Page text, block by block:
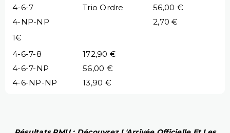
4-6-7
Trio Ordre
56,00 €
4-NP-NP
2,70 €
1€
4-6-7-8
172,90 €
4-6-7-NP
56,00 €
4-6-NP-NP
13,90 €